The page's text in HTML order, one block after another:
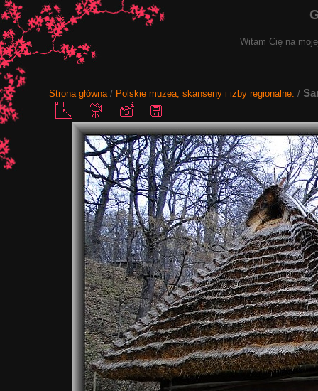
Witam Cię na
Strona główna/ Polskie muzea, skanseny i izby regionalne. /